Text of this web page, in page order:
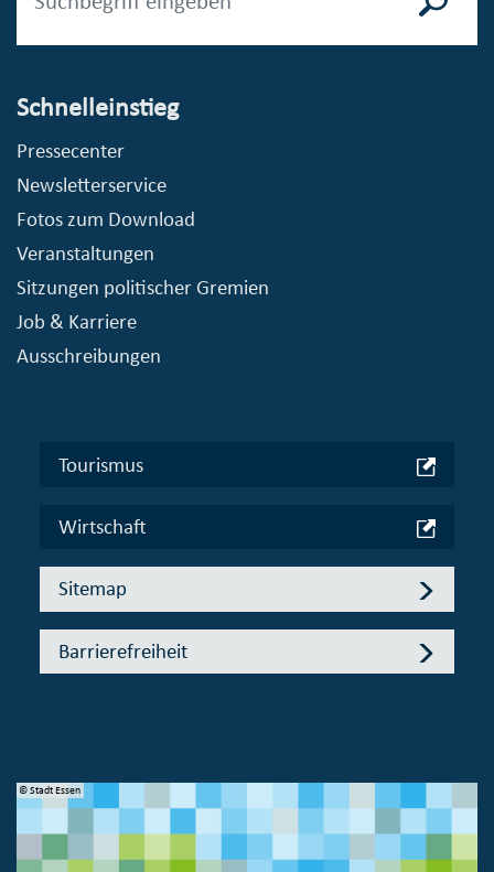
Schnelleinstieg
Pressecenter
Newsletterservice
Fotos zum Download
Veranstaltungen
Sitzungen politischer Gremien
Job & Karriere
Ausschreibungen
Tourismus
Wirtschaft
Sitemap
Barrierefreiheit
© Stadt Essen